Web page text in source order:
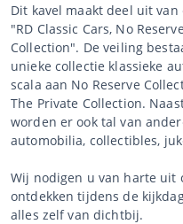
Dit kavel maakt deel uit
"RD Classic Cars, No
Collection". De veiling
unieke collectie klassieke
scala aan No Reserve
The Private Collection.
worden er ook tal van
automobilia, collectibles,
Wij nodigen u van harte uit
ontdekken tijdens de
alles zelf van dichtbij.